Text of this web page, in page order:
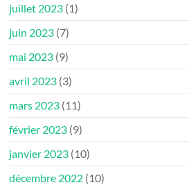
juillet 2023 (1)
juin 2023 (7)
mai 2023 (9)
avril 2023 (3)
mars 2023 (11)
février 2023 (9)
janvier 2023 (10)
décembre 2022 (10)